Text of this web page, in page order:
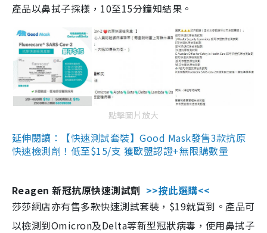
產品以鼻拭子採樣，10至15分鐘知結果。
點擊圖片放大
延伸閱讀：【快速測試套裝】Good Mask發售3款抗原
快速檢測劑！低至$15/支 獲歐盟認證+無限購數量
Reagen 新冠抗原快速測試劑 >>按此選購<<
莎莎網店亦有售多款快速測試套裝，$19就買到。產品可
以檢測到Omicron及Delta等新型冠狀病毒，使用鼻拭子